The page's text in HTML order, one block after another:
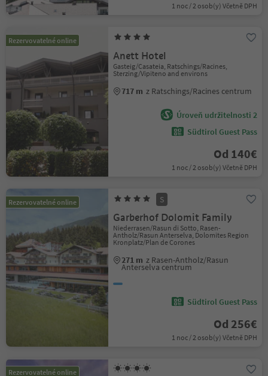
1 noc / 2 osob(y) Včetně DPH
Rezervovatelné online
Anett Hotel
Gasteig/Casateia, Ratschings/Racines,
Sterzing/Vipiteno and environs
717 m z Ratschings/Racines centrum
Úroveň udržitelnosti 2
Südtirol Guest Pass
Od 140€
1 noc / 2 osob(y) Včetně DPH
Rezervovatelné online S
Garberhof Dolomit Family
Niederrasen/Rasun di Sotto, Rasen-
Antholz/Rasun Anterselva, Dolomites Region
Kronplatz/Plan de Corones
271 m z Rasen-Antholz/Rasun
Anterselva centrum
Südtirol Guest Pass
Od 256€
1 noc / 2 osob(y) Včetně DPH
Rezervovatelné online